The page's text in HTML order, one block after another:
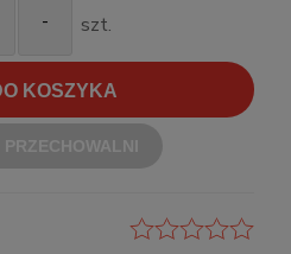
- szt.
KOSZYKA